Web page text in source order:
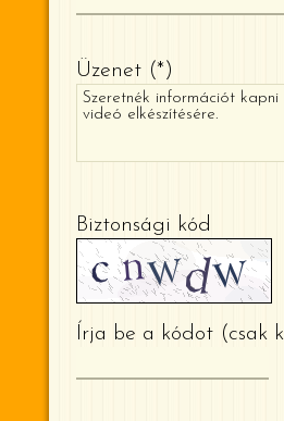
Üzenet *
Biztonsági kód
Írja be a kódot (csak